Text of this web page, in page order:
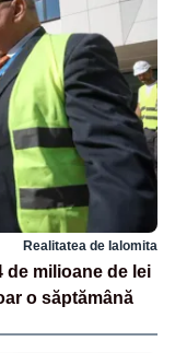
Realitatea de Ialomita
de milioane de lei
o săptămână